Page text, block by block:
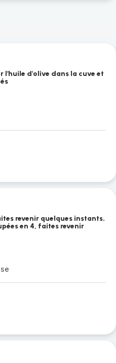
l'huile d'olive dans la cuve et
revenir quelques instants.
en 4, faites revenir